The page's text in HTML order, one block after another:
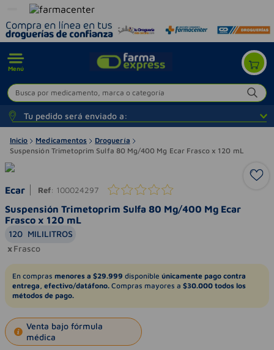
Menú
Busca por medicamento, marca o categoría
Tu pedido será enviado a:
Inicio Medicamentos
Droguería
Suspensión Trimetoprim Sulfa 80 Mg/400 Mg Ecar Frasco x 120 mL
Ecar Ref: 100024297
Suspensión Trimetoprim Sulfa 80 Mg/400 Mg Ecar
Frasco x 120 mL
120 MILILITROS
Frasco
En compras menores a $29.999 disponible únicamente pago contra
entrega, efectivo/datáfono. Compras mayores a $30.000 todos los
métodos de pago.
Venta bajo fórmula
médica